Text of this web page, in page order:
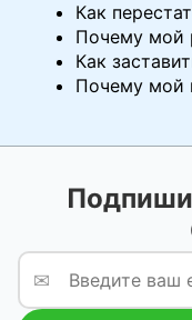
Как
Почему мой
Как
Почему мой
✉